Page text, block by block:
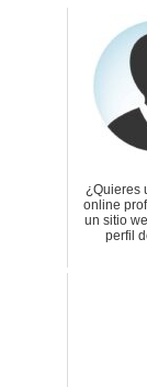
¿Quieres
online
un sitio
perfil